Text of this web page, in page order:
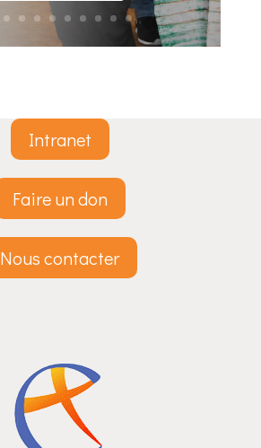
Intranet
Faire un don
Nous contacter